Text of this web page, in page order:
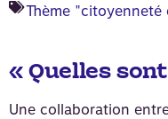
Thème "citoyenneté
« Quelles
Une collaboration